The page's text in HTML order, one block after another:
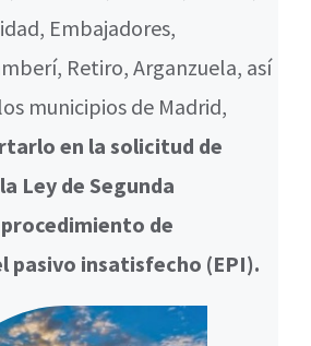
Embajadores,
Retiro, Arganzuela, así
municipios de Madrid,
en la solicitud de
Ley de Segunda
de
pasivo insatisfecho (EPI).